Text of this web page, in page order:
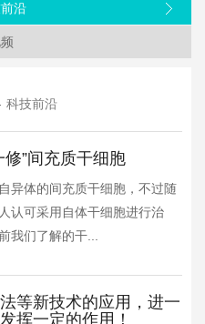
沿
科技前沿
”间充质干细胞
异体的间充质干细胞，不过随
认可采用自体干细胞进行治
我们了解的干...
等新技术的应用，进一
挥一定的作用！